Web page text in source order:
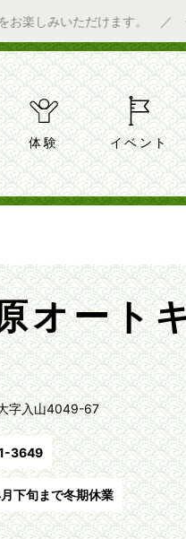
いただけます。 ／ チャツボ
体験 イベント
オート
字入山4049-67
3649
下旬まで冬期休業